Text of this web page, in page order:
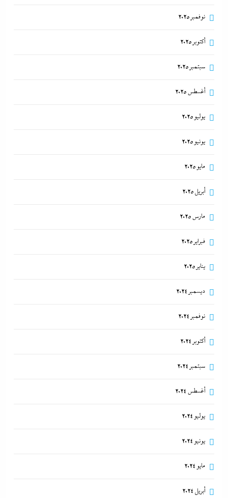
نوفمبر 2025
أكتوبر 2025
سبتمبر 2025
أغسطس 2025
يوليو 2025
يونيو 2025
مايو 2025
أبريل 2025
مارس 2025
فبراير 2025
يناير 2025
ديسمبر 2024
نوفمبر 2024
أكتوبر 2024
سبتمبر 2024
أغسطس 2024
يوليو 2024
يونيو 2024
مايو 2024
أبريل 2024